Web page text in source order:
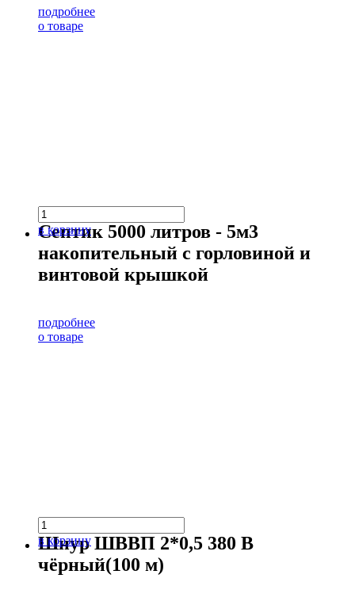
подробнее
о товаре
в корзину
Септик 5000 литров - 5м3
накопительный с горловиной и
винтовой крышкой
подробнее
о товаре
в корзину
Шнур ШВВП 2*0,5 380 В
чёрный(100 м)